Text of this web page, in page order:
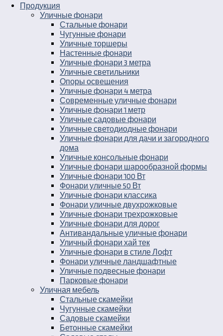
Продукция
Уличные фонари
Стальные фонари
Чугунные фонари
Уличные торшеры
Настенные фонари
Уличные фонари 3 метра
Уличные светильники
Опоры освещения
Уличные фонари 4 метра
Современные уличные фонари
Уличные фонари 1 метр
Уличные садовые фонари
Уличные светодиодные фонари
Уличные фонари для дачи и загородного
дома
Уличные консольные фонари
Уличные фонари шарообразной формы
Уличные фонари 100 Вт
Фонари уличные 50 Вт
Уличные фонари классика
Фонари уличные двухрожковые
Уличные фонари трехрожковые
Уличные фонари для дорог
Антивандальные уличные фонари
Уличный фонари хай тек
Уличные фонари в стиле Лофт
Фонари уличные ландшафтные
Уличные подвесные фонари
Парковые фонари
Уличная мебель
Стальные скамейки
Чугунные скамейки
Садовые скамейки
Бетонные скамейки